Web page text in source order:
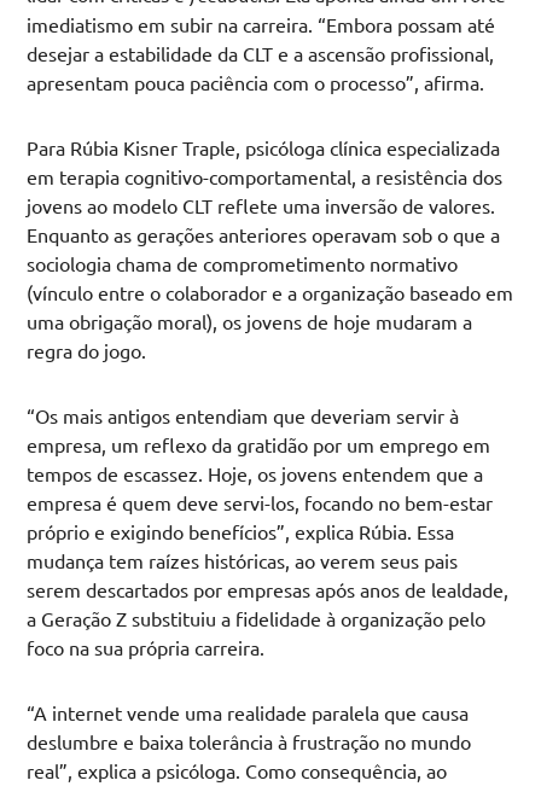
imediatismo em subir na carreira. “Embora possam até
desejar a estabilidade da CLT e a ascensão profissional,
apresentam pouca paciência com o processo”, afirma.
Para Rúbia Kisner Traple, psicóloga clínica especializada
em terapia cognitivo-comportamental, a resistência dos
jovens ao modelo CLT reflete uma inversão de valores.
Enquanto as gerações anteriores operavam sob o que a
sociologia chama de comprometimento normativo
(vínculo entre o colaborador e a organização baseado em
uma obrigação moral), os jovens de hoje mudaram a
regra do jogo.
“Os mais antigos entendiam que deveriam servir à
empresa, um reflexo da gratidão por um emprego em
tempos de escassez. Hoje, os jovens entendem que a
empresa é quem deve servi-los, focando no bem-estar
próprio e exigindo benefícios”, explica Rúbia. Essa
mudança tem raízes históricas, ao verem seus pais
serem descartados por empresas após anos de lealdade,
a Geração Z substituiu a fidelidade à organização pelo
foco na sua própria carreira.
“A internet vende uma realidade paralela que causa
deslumbre e baixa tolerância à frustração no mundo
real”, explica a psicóloga. Como consequência, ao